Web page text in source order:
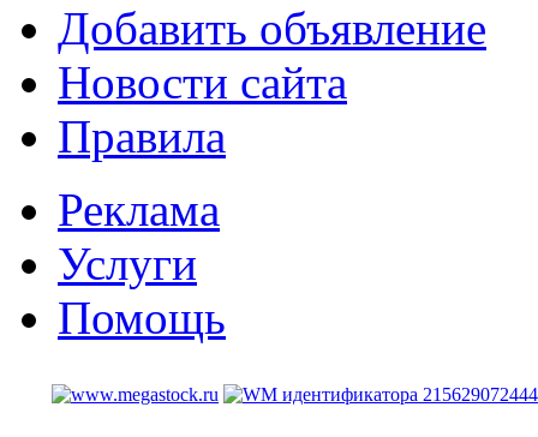
Добавить объявление
Новости сайта
Правила
Реклама
Услуги
Помощь